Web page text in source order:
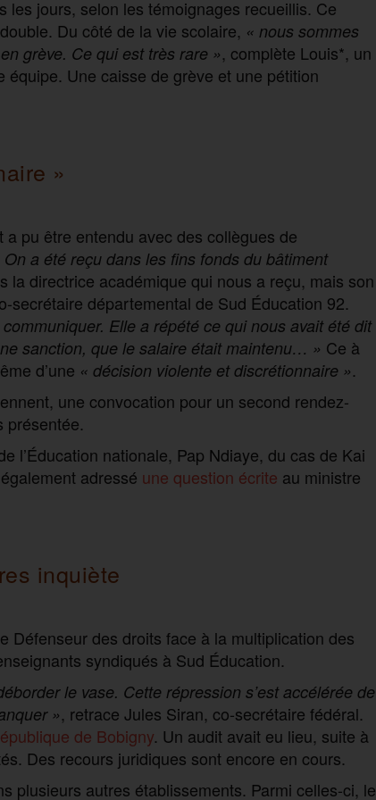
les jours, selon les témoignages recueillis. Ce
Du côté de la vie scolaire, « nous sommes
grève. Ce qui est très rare », complète Louis*, un
équipe. Une caisse de grève et une pétition
»
a pu être entendu avec des collègues de
On a été reçu dans les fins fonds du bâtiment
la directrice académique qui nous a reçu, mais son
départemental de Sud Éducation 92.
Elle a répété ce qui nous avait été dit
sanction, que le salaire était maintenu… » Ce à
d’une « décision violente et discrétionnaire ».
une convocation pour un second rendez-
présentée.
l’Éducation nationale, Pap Ndiaye, du cas de Kai
adressé une question écrite au ministre
inquiète
Défenseur des droits face à la multiplication des
syndiqués à Sud Éducation.
le vase. Cette répression s’est accélérée de
», retrace Jules Siran, co-secrétaire fédéral.
de Bobigny. Un audit avait eu lieu, suite à
Des recours juridiques sont encore en cours.
plusieurs autres établissements. Parmi celles-ci, le